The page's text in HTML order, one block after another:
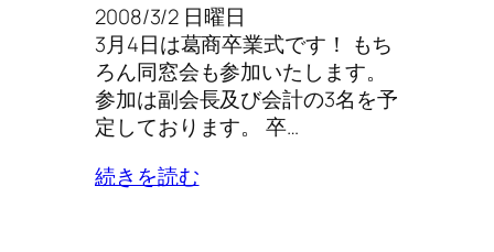
2008/3/2 日曜日
3月4日は葛商卒業式です！ もち
ろん同窓会も参加いたします。
参加は副会長及び会計の3名を予
定しております。 卒…
続きを読む